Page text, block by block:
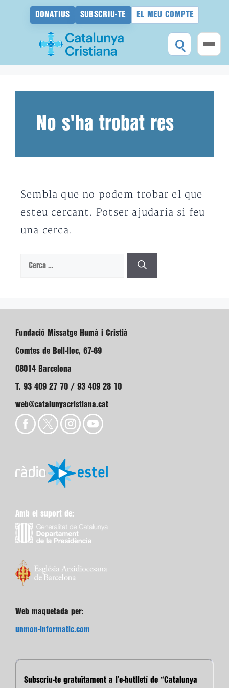
DONATIUS SUBSCRIU-TE EL MEU COMPTE
No s'ha trobat res
Sembla que no podem trobar el que
esteu cercant. Potser ajudaria si feu
una cerca.
Cerca:
Fundació Missatge Humà i Cristià
Comtes de Bell-lloc, 67-69
08014 Barcelona
T. 93 409 27 70 / 93 409 28 10
web@catalunyacristiana.cat
Amb el suport de:
Web maquetada per:
unmon-informatic.com
Subscriu-te gratuïtament a l’e-butlletí de “Catalunya